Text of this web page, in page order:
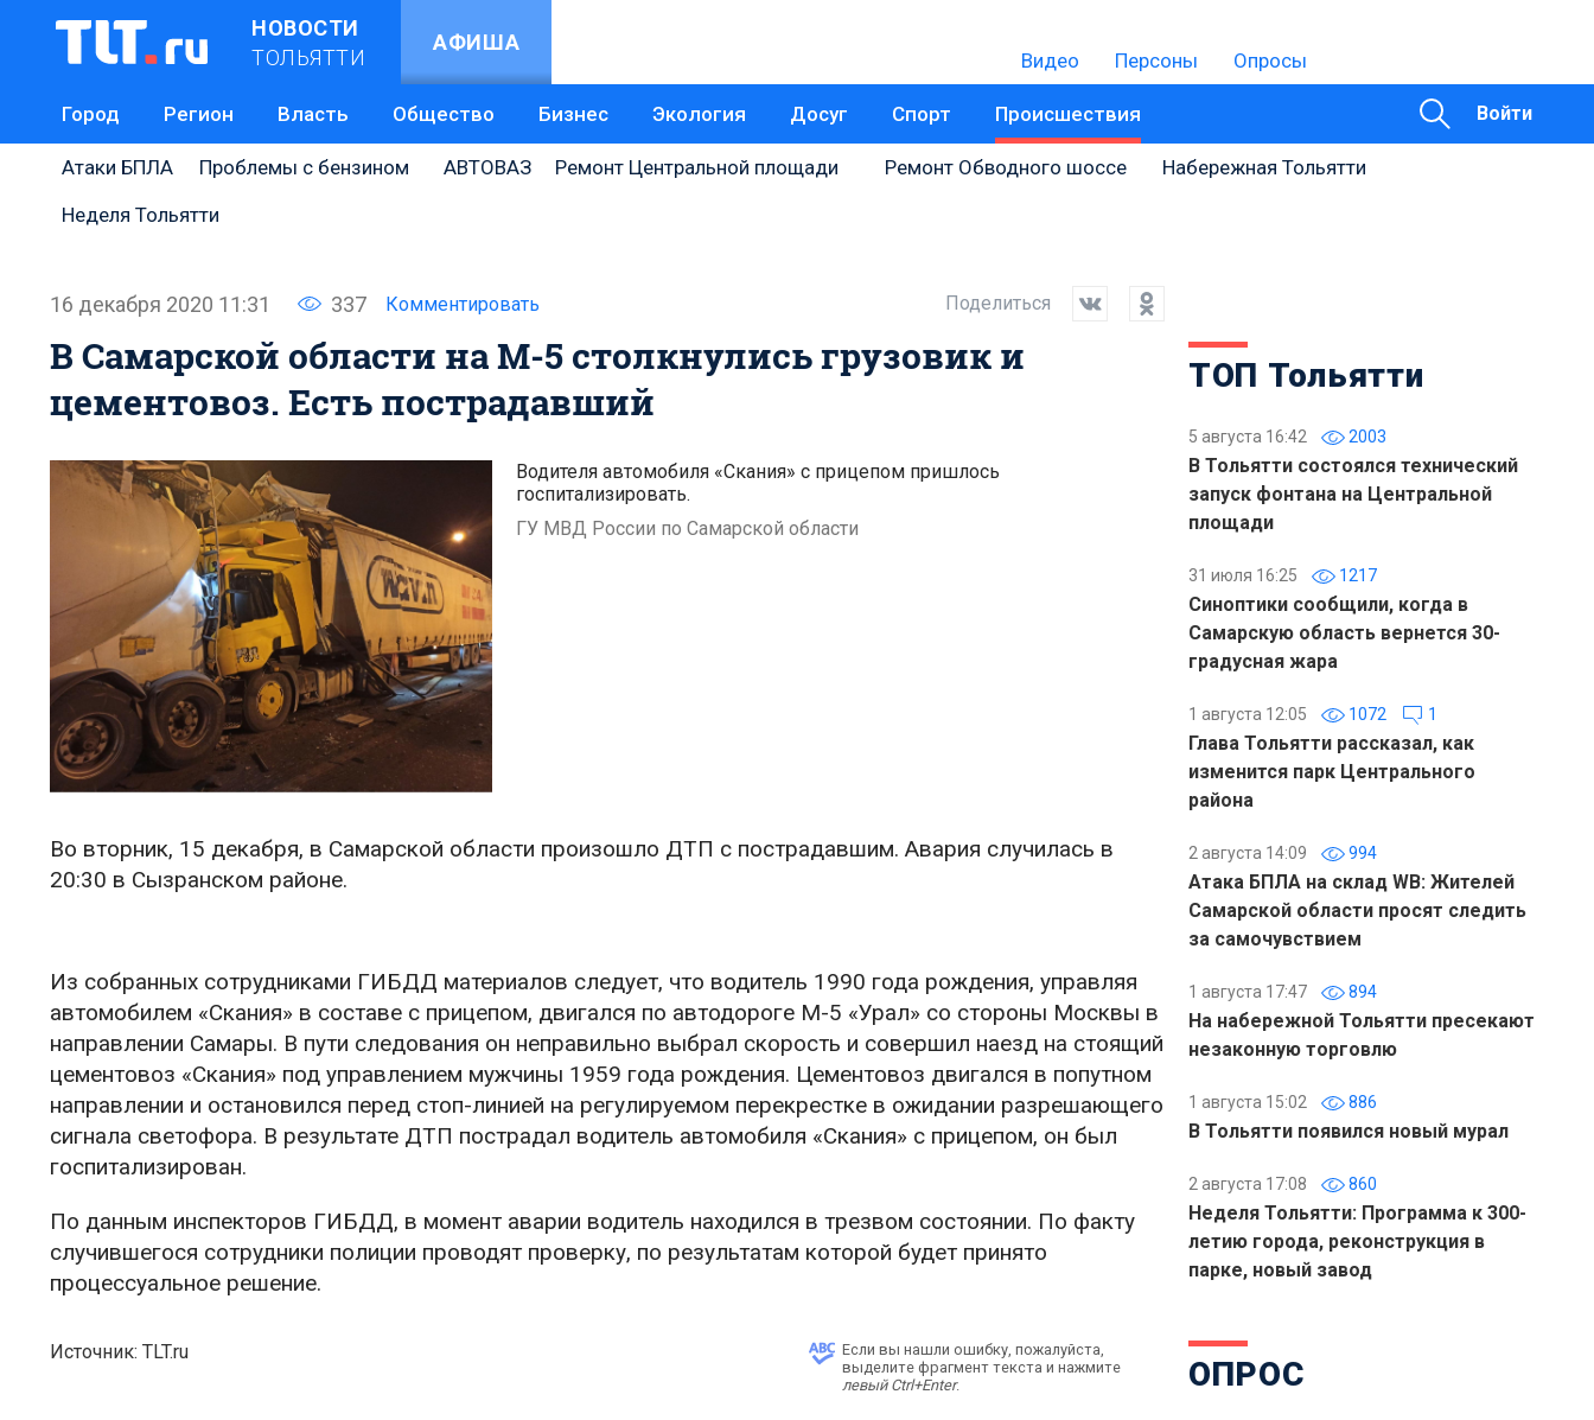
НОВОСТИ
ТОЛЬЯТТИ
АФИША
Видео Персоны Опросы
Город Регион Власть Общество Бизнес Экология Досуг Спорт Происшествия Войти
Атаки БПЛА Проблемы с бензином АВТОВАЗ Ремонт Центральной площади Ремонт Обводного шоссе
Набережная Тольятти
Неделя Тольятти
16 декабря 2020 11:31 337 Комментировать Поделиться
В Самарской области на М-5 столкнулись грузовик и
цементовоз. Есть пострадавший
Водителя автомобиля «Скания» с прицепом пришлось
госпитализировать.
ГУ МВД России по Самарской области
Во вторник, 15 декабря, в Самарской области произошло ДТП с пострадавшим. Авария случилась в
20:30 в Сызранском районе.
Из собранных сотрудниками ГИБДД материалов следует, что водитель 1990 года рождения, управляя
автомобилем «Скания» в составе с прицепом, двигался по автодороге М-5 «Урал» со стороны Москвы в
направлении Самары. В пути следования он неправильно выбрал скорость и совершил наезд на стоящий
цементовоз «Скания» под управлением мужчины 1959 года рождения. Цементовоз двигался в попутном
направлении и остановился перед стоп-линией на регулируемом перекрестке в ожидании разрешающего
сигнала светофора. В результате ДТП пострадал водитель автомобиля «Скания» с прицепом, он был
госпитализирован.
По данным инспекторов ГИБДД, в момент аварии водитель находился в трезвом состоянии. По факту
случившегося сотрудники полиции проводят проверку, по результатам которой будет принято
процессуальное решение.
Источник: TLT.ru
Если вы нашли ошибку, пожалуйста,
выделите фрагмент текста и нажмите
левый Ctrl+Enter.
ТОП Тольятти
5 августа 16:42 2003
В Тольятти состоялся технический
запуск фонтана на Центральной
площади
31 июля 16:25 1217
Синоптики сообщили, когда в
Самарскую область вернется 30-
градусная жара
1 августа 12:05 1072 1
Глава Тольятти рассказал, как
изменится парк Центрального
района
2 августа 14:09 994
Атака БПЛА на склад WB: Жителей
Самарской области просят следить
за самочувствием
1 августа 17:47 894
На набережной Тольятти пресекают
незаконную торговлю
1 августа 15:02 886
В Тольятти появился новый мурал
2 августа 17:08 860
Неделя Тольятти: Программа к 300-
летию города, реконструкция в
парке, новый завод
ОПРОС